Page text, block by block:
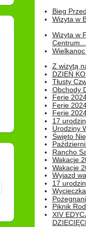
Bieg
Wizyta w
Wizyta w
Centrum...
Z wizytą
DZIEŃ
Tłusty
Obchody
Ferie
Ferie
Ferie
17
Urodziny
Święto
Rancho
Wakacje
Wakacje
Wyjazd
17
Piknik
XIV